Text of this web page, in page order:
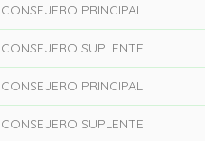
CONSEJERO PRINCIPAL
CONSEJERO SUPLENTE
CONSEJERO PRINCIPAL
CONSEJERO SUPLENTE